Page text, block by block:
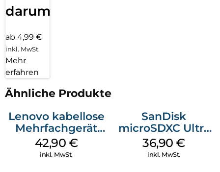
darum!
ab 4,99 €
inkl. MwSt.
Mehr
erfahren
Ähnliche Produkte
Lenovo kabellose
Mehrfachgerät
Luna Grey
42,90 €
inkl. MwSt.
SanDisk
microSDXC Ultra
128 GB + Adapter
Mobile
36,90€
inkl. MwSt.